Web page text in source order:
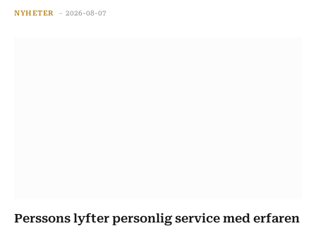
NYHETER 2026-08-07
Perssons lyfter personlig service med erfaren